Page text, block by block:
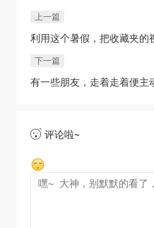
上一篇
利用这个暑假，把收藏夹的
下一篇
有一些朋友，走着走着便主
评论啦~